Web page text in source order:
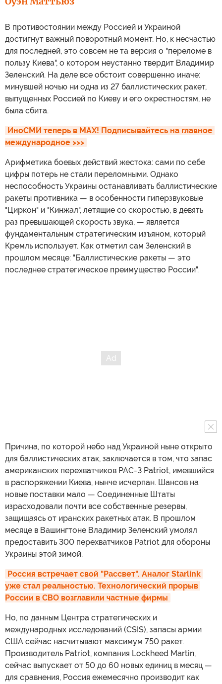
В противостоянии между Россией и Украиной
достигнут важный поворотный момент. Но, к несчастью
для последней, это совсем не та версия о "переломе в
пользу Киева", о котором неустанно твердит Владимир
Зеленский. На деле все обстоит совершенно иначе:
минувшей ночью ни одна из 27 баллистических ракет,
выпущенных Россией по Киеву и его окрестностям, не
была сбита.
ИноСМИ теперь в MAX! Подписывайтесь на главное
международное >>>
Арифметика боевых действий жестока: сами по себе
цифры потерь не стали переломными. Однако
неспособность Украины останавливать баллистические
ракеты противника — в особенности гиперзвуковые
"Циркон" и "Кинжал", летящие со скоростью, в девять
раз превышающей скорость звука, — является
фундаментальным стратегическим изъяном, который
Кремль использует. Как отметил сам Зеленский в
прошлом месяце: "Баллистические ракеты — это
последнее стратегическое преимущество России".
Причина, по которой небо над Украиной ныне открыто
для баллистических атак, заключается в том, что запас
американских перехватчиков PAC-3 Patriot, имевшийся
в распоряжении Киева, нынче исчерпан. Шансов на
новые поставки мало — Соединенные Штаты
израсходовали почти все собственные резервы,
защищаясь от иранских ракетных атак. В прошлом
месяце в Вашингтоне Владимир Зеленский умолял
предоставить 300 перехватчиков Patriot для обороны
Украины этой зимой.
Россия встречает свой "Рассвет". Аналог Starlink
уже стал реальностью. Технологический прорыв
России в СВО возглавили частные фирмы
Но, по данным Центра стратегических и
международных исследований (CSIS), запасы армии
США сейчас насчитывают максимум 750 ракет.
Производитель Patriot, компания Lockheed Martin,
сейчас выпускает от 50 до 60 новых единиц в месяц —
для сравнения, Россия ежемесячно производит как